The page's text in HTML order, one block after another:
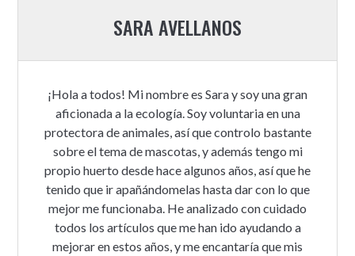
SARA AVELLANOS
¡Hola a todos! Mi nombre es Sara y soy una gran
aficionada a la ecología. Soy voluntaria en una
protectora de animales, así que controlo bastante
sobre el tema de mascotas, y además tengo mi
propio huerto desde hace algunos años, así que he
tenido que ir apañándomelas hasta dar con lo que
mejor me funcionaba. He analizado con cuidado
todos los artículos que me han ido ayudando a
mejorar en estos años, y me encantaría que mis